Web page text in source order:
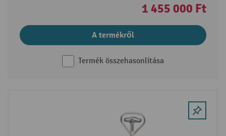
1 455 000 Ft
A termékről
Termék összehasonlítása